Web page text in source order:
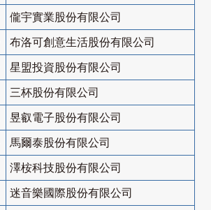
儱宇實業股份有限公司
布洛可創意生活股份有限公司
星盟投資股份有限公司
三杯股份有限公司
昱叡電子股份有限公司
馬爾泰股份有限公司
澤桉科技股份有限公司
迷音樂國際股份有限公司